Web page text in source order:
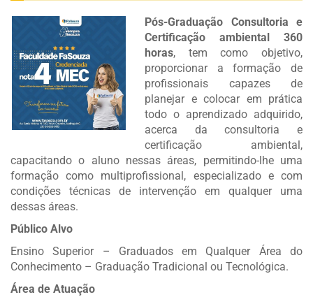
Pós-Graduação Consultoria e
Certificação ambiental 360
horas, tem como objetivo,
proporcionar a formação de
profissionais capazes de
planejar e colocar em prática
todo o aprendizado adquirido,
acerca da consultoria e
certificação ambiental,
capacitando o aluno nessas áreas, permitindo-lhe uma
formação como multiprofissional, especializado e com
condições técnicas de intervenção em qualquer uma
dessas áreas.
Público Alvo
Ensino Superior – Graduados em Qualquer Área do
Conhecimento – Graduação Tradicional ou Tecnológica.
Área de Atuação